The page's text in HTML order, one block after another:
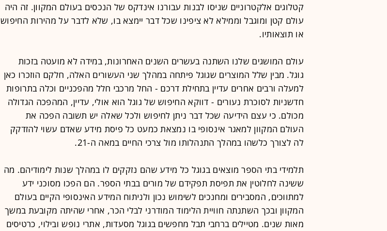
קטלוגים אלקטרוניים שניסו לבנות עבורנו אינדקס של הנכסים בעולם המקוון. זה היה
עולם קטן ומוגבל וממילא לא ציפינו שכל דבר יימצא בו, שלא לדבר על מהירות החיפוש
או תוצאותיו.
עולם המושגים שלנו השתנה בעשרים השנים האחרונות, במידה לא מועטה בזכות
גוגל. מבין שלל המוצרים שגוגל פיתחה במהלך שני העשורים האלה, חלקם הוזכרו כאן
למעלה ורבים אחרים עדיין בתחילת דרכם - החל מרכבי חלל מהפכניים וכלה בתרופות
חדשניות לסוכרת נעורים - דווקא החיפוש של גוגל הוא אולי, עדיין, המהפכה הגדולה
מכולם. כי עצם הידיעה שכל דבר ניתן לחיפוש ולכל שאלה יש תשובה הפכה את
העולם המקוון למאגר אינסופי בו נמצאת כמעט כל פיסת מידע שאדם עשוי להזדקק
לה לצורך כלשהו במהלך התנהלותו מול צרכי החיים במאה ה-21.
תלמידי בתי הספר מוצאים בגוגל כל מידע שהם נזקקים לו במהלך שנות לימודיהם. מה
ששינה לחלוטין את תפיסת תפקידם של מורים בבתי הספר. הם הפכו מסוכני ידע
למתווכים, המסבירים ומחנכים לשימוש נכון ולניתוח המידע האינסופי הקיים בעולם
המקוון ובכך השתנתה חוויית הלימוד המודרני לבלי הכר, אחרי שהיתה מקובעת במשך
מאות שנים. מטיילים ברחבי תבל מחפשים בגוגל מסעדות, אתרי נופש ובילוי, כרטיסים